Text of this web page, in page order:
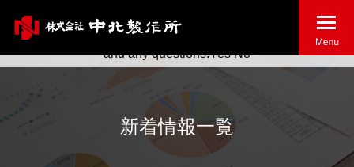
新着情報一覧
May we use cookies to track your activities? We take your
privacy very seriously. Please see our privacy policy for details
and any questions.Yes No